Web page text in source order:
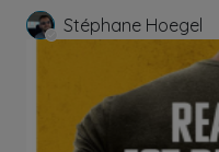
Stéphane Hoegel